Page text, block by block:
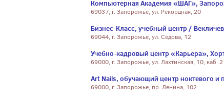
Компьютерная Академия «ШАГ»,
69037, г. Запорожье, ул. Рекордная, 20
Бизнес-Класс, учебный центр /
69044, г. Запорожье, ул. Седова, 12
Учебно-кадровый центр «Карьера»,
69000, г. Запорожье, ул. Лахтинская, 10, каб.
Art Nails, обучающий центр ноктевого и
69000, г. Запорожье, пр. Ленина, 102